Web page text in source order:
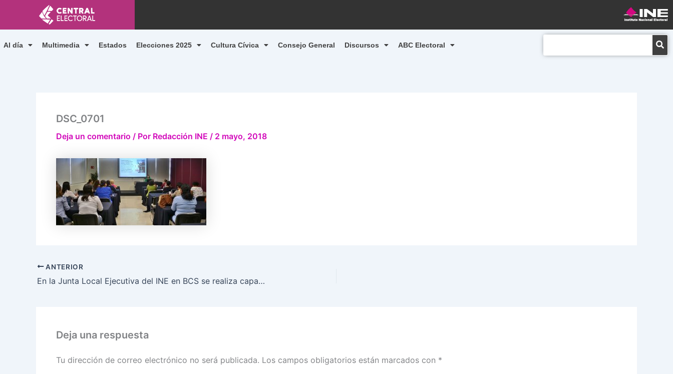
contenido
Al día Multimedia Estados Elecciones 2025 Cultura Cívica Consejo General Discursos ABC Electoral
DSC_0701
Deja un comentario / Por Redacción INE / 2 mayo, 2018
ANTERIOR
En la Junta Local Ejecutiva del INE en BCS se realiza capacitación a candidatas locales y federales
Deja una respuesta
Tu dirección de correo electrónico no será publicada. Los campos obligatorios están marcados con *